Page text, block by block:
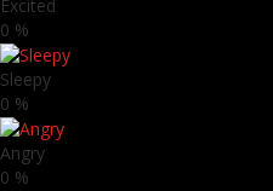
Excited
0 %
Sleepy
0 %
Angry
0 %